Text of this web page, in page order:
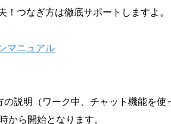
！つなぎ方は徹底サポートしますよ。
マニュアル
説明（ワーク中、チャット機能を使
から開始となります。